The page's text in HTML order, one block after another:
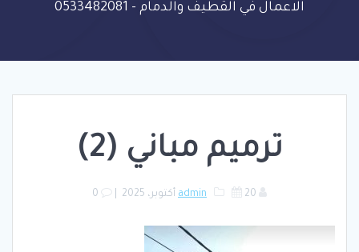
الاعمال في القطيف والدمام - 0533482081
ترميم مباني (2)
admin 20 أكتوبر، 2025 0